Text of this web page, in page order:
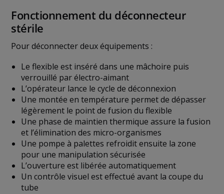
Fonctionnement du déconnecteur
stérile
Pour déconnecter deux équipements :
Le flexible est inséré dans une mâchoire puis
verrouillé par électro-aimant
L’opérateur lance le cycle de déconnexion
Une montée en température permet de dépasser
légèrement le point de fusion du flexible
Une phase de maintien thermique assure la fusion
et l’élimination des micro-organismes
Une pompe à palettes refroidit ensuite la zone
pour une manipulation sécurisée
L’ouverture est libérée automatiquement
Un contrôle visuel est effectué avant la coupe du
tube